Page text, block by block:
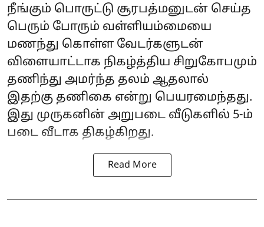
நீங்கும் பொருட்டு சூரபத்மனுடன் செய்த
பெரும் போரும் வள்ளியம்மையை
மணந்து கொள்ள வேடர்களுடன்
விளையாட்டாக நிகழ்த்திய சிறுகோபமும்
தணிந்து அமர்ந்த தலம் ஆதலால்
இதற்கு தணிகை என்று பெயரமைந்தது.
இது முருகனின் அறுபடை வீடுகளில் 5-ம்
படை வீடாக திகழ்கிறது.
Read More